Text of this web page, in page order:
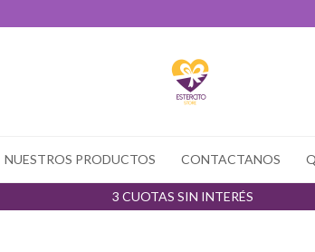
3 CUOTAS SIN INTERÉS
NUESTROS PRODUCTOS CONTACTANOS